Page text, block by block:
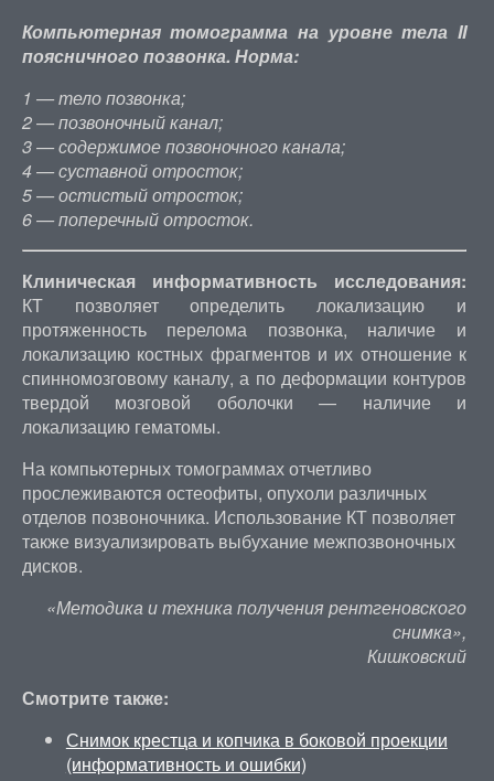
Компьютерная томограмма на уровне тела II
поясничного позвонка. Норма:
1 — тело позвонка;
2 — позвоночный канал;
3 — содержимое позвоночного канала;
4 — суставной отросток;
5 — остистый отросток;
6 — поперечный отросток.
Клиническая информативность исследования:
КТ позволяет определить локализацию и
протяженность перелома позвонка, наличие и
локализацию костных фрагментов и их отношение к
спинномозговому каналу, а по деформации контуров
твердой мозговой оболочки — наличие и
локализацию гематомы.
На компьютерных томограммах отчетливо
прослеживаются остеофиты, опухоли различных
отделов позвоночника. Использование КТ позволяет
также визуализировать выбухание межпозвоночных
дисков.
«Методика и техника получения рентгеновского
снимка»,
Кишковский
Смотрите также:
Снимок крестца и копчика в боковой проекции
(информативность и ошибки)